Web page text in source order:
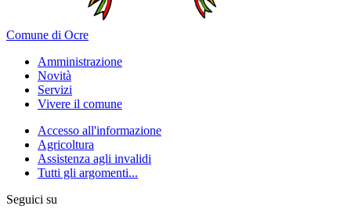
Comune di Ocre
Amministrazione
Novità
Servizi
Vivere il comune
Accesso all'informazione
Agricoltura
Assistenza agli invalidi
Tutti gli argomenti...
Seguici su